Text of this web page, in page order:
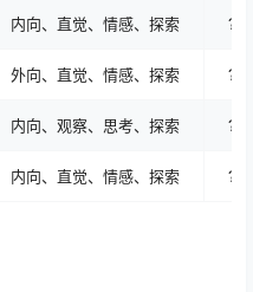
内向、直觉、情感、探索 ?
外向、直觉、情感、探索 ?
内向、观察、思考、探索 ?
内向、直觉、情感、探索 ?